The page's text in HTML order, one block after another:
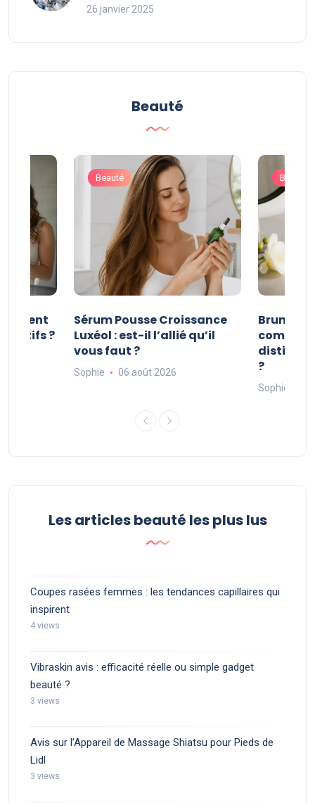
26 janvier 2025
Beauté
valent
?
Beauté
Sérum Pousse Croissance
Luxéol : est-il l’allié qu’il
vous faut ?
Sophie 06 août 2026
Beauté
Brume
?
Sophie
Les articles beauté les plus lus
Coupes rasées femmes : les tendances capillaires qui
inspirent
4 views
Vibraskin avis : efficacité réelle ou simple gadget
beauté ?
3 views
Avis sur l’Appareil de Massage Shiatsu pour Pieds de
Lidl
3 views